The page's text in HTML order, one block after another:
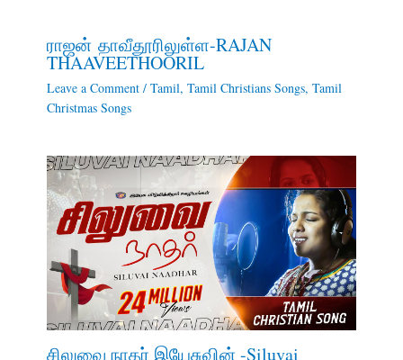
ராஜன் தாவீதூரிலுள்ள-RAJAN
THAAVEETHOORIL
Leave a Comment / Tamil, Tamil Christians Songs, Tamil
Christmas Songs
சிலுவை நாதர் இயேசுவின் -Siluvai